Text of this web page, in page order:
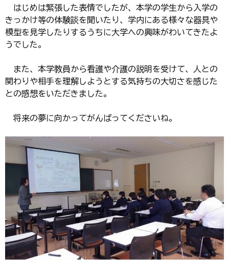
はじめは緊張した表情でしたが、本学の学生から入学の
きっかけ等の体験談を聞いたり、学内にある様々な器具や
模型を見学したりするうちに大学への興味がわいてきたよ
うでした。
また、本学教員から看護や介護の説明を受けて、人との
関わりや相手を理解しようとする気持ちの大切さを感じた
との感想をいただきました。
将来の夢に向かってがんばってくださいね。